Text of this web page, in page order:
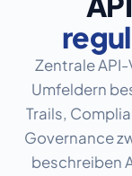
Zentrale
Umfeldern
Trails,
Governance
beschreiben